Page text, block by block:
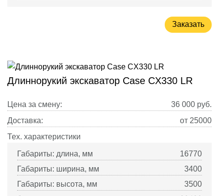
Заказать
Длиннорукий экскаватор Case CX330 LR
Цена за смену: 36 000 руб.
Доставка:
от 25000
Тех. характеристики
Габариты: длина, мм
16770
Габариты: ширина, мм
3400
Габариты: высота, мм
3500